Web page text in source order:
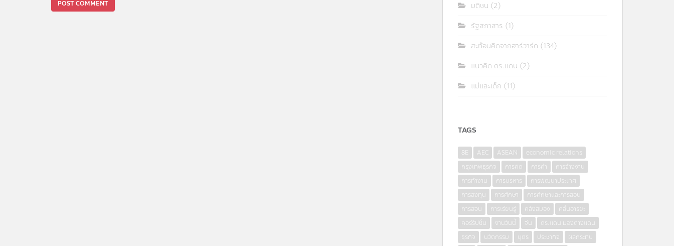
มติชน (2)
รัฐสภาสาร (1)
สะท้อนคิดจากฮาร์วาร์ด (134)
แนวคิด ดร.แดน (2)
แม่และเด็ก (11)
TAGS
8E AEC ASEAN
economic relations
กรุงเทพธุรกิจ
การคิด การค้า
การจ้างงาน
การทำงาน
การบริหาร
การพัฒนาประเทศ
การลงทุน
การศึกษา
การศึกษาและการสอน
การสอน
การเรียนรู้ คลังสมอง
คลื่นอารยะ
คอร์รัปชั่น
งานวันนี้ จีน
ดร.แดน มองต่างแดน
ธุรกิจ
นวัตกรรม บุตร ประชากิจ
ผลกระทบ